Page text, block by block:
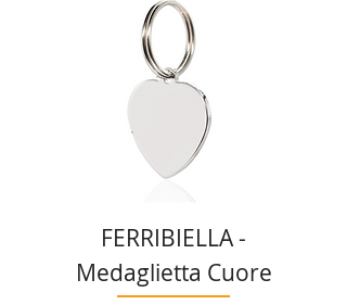
FERRIBIELLA -
Medaglietta Cuore